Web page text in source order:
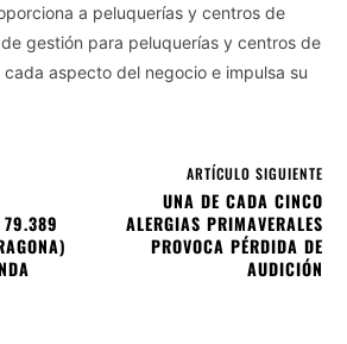
a peluquerías y centros de
de gestión para peluquerías y centros de
aspecto del negocio e impulsa su
79.389
ARTÍCULO SIGUIENTE
UNA DE CADA CINCO
ALERGIAS PRIMAVERALES
PROVOCA PÉRDIDA DE
AUDICIÓN